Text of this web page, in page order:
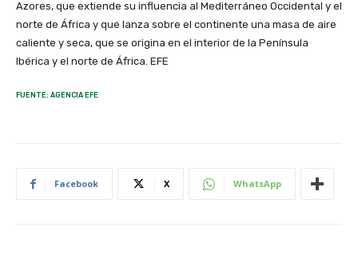
Azores, que extiende su influencia al Mediterráneo Occidental y el
norte de África y que lanza sobre el continente una masa de aire
caliente y seca, que se origina en el interior de la Península
Ibérica y el norte de África. EFE
FUENTE: AGENCIA EFE
Facebook X WhatsApp